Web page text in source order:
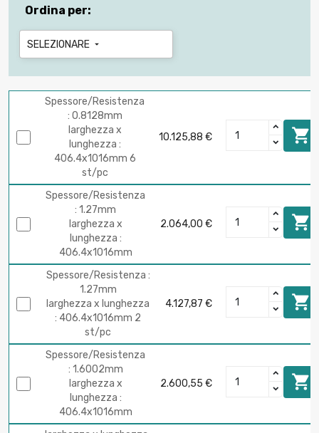
Ordina per:
SELEZIONARE 
Spessore/Resistenza
: 0.8128mm
larghezza x
lunghezza :
406.4x1016mm 6
st/pc
10.125,88 € 
Spessore/Resistenza
: 1.27mm
larghezza x
lunghezza :
406.4x1016mm
2.064,00 € 
Spessore/Resistenza :
1.27mm
larghezza x lunghezza
: 406.4x1016mm 2
st/pc
4.127,87 € 
Spessore/Resistenza
: 1.6002mm
larghezza x
lunghezza :
406.4x1016mm
2.600,55 € 